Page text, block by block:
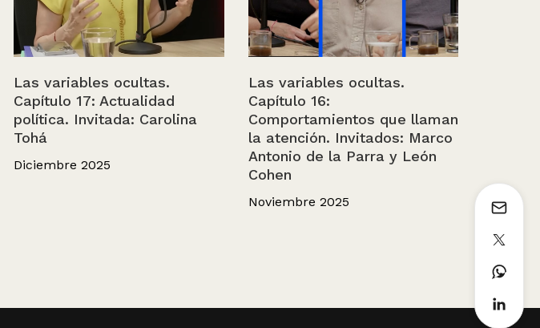
Las variables ocultas.
Capítulo 17: Actualidad
política. Invitada: Carolina
Tohá
Diciembre 2025
Las variables ocultas.
Capítulo 16:
Comportamientos que llaman
la atención. Invitados: Marco
Antonio de la Parra y León
Cohen
Noviembre 2025